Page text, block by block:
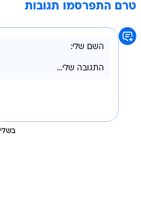
טרם התפרסמו תגובות